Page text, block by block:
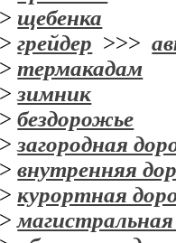
щебенка
грейдер >>>
термакадам
зимник
бездорожье
загородная
внутренняя
курортная
магистральная